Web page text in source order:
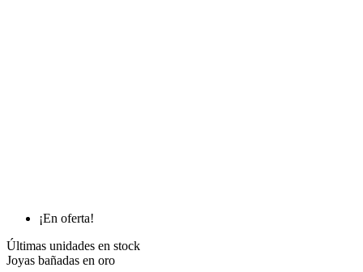
¡En oferta!
Últimas unidades en stock
Joyas bañadas en oro